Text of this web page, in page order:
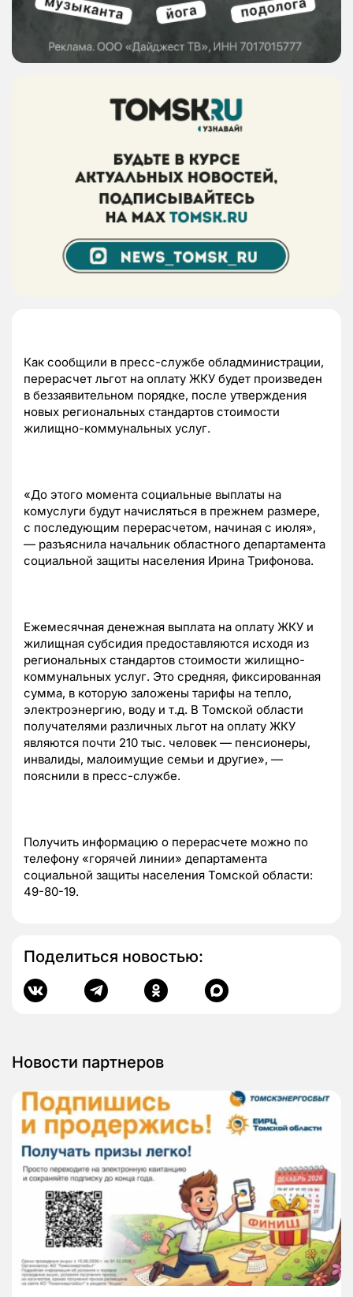
Как сообщили в пресс-службе обладминистрации,
перерасчет льгот на оплату ЖКУ будет произведен
в беззаявительном порядке, после утверждения
новых региональных стандартов стоимости
жилищно-коммунальных услуг.
«До этого момента социальные выплаты на
комуслуги будут начисляться в прежнем размере,
с последующим перерасчетом, начиная с июля»,
— разъяснила начальник областного департамента
социальной защиты населения Ирина Трифонова.
Ежемесячная денежная выплата на оплату ЖКУ и
жилищная субсидия предоставляются исходя из
региональных стандартов стоимости жилищно-
коммунальных услуг. Это средняя, фиксированная
сумма, в которую заложены тарифы на тепло,
электроэнергию, воду и т.д. В Томской области
получателями различных льгот на оплату ЖКУ
являются почти 210 тыс. человек — пенсионеры,
инвалиды, малоимущие семьи и другие», —
пояснили в пресс-службе.
Получить информацию о перерасчете можно по
телефону «горячей линии» департамента
социальной защиты населения Томской области:
49-80-19.
Поделиться новостью:
Новости партнеров